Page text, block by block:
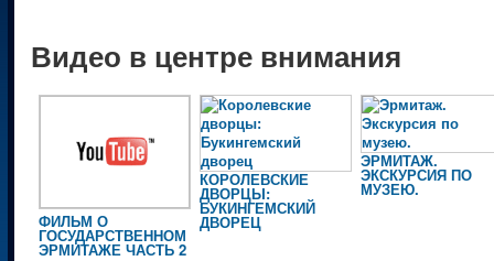
Видео в центре внимания
ФИЛЬМ О
ГОСУДАРСТВЕННОМ
ЭРМИТАЖЕ ЧАСТЬ 2
КОРОЛЕВСКИЕ
ДВОРЦЫ:
БУКИНГЕМСКИЙ
ДВОРЕЦ
ЭРМИТАЖ.
ЭКСКУРСИЯ ПО
МУЗЕЮ.